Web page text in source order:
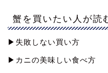
蟹を買いたい人が読
▶︎失敗しない買い方
▶︎カニの美味しい食べ方